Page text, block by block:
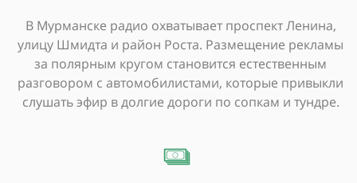
В Мурманске радио охватывает проспект Ленина,
улицу Шмидта и район Роста. Размещение рекламы
за полярным кругом становится естественным
разговором с автомобилистами, которые привыкли
слушать эфир в долгие дороги по сопкам и тундре.